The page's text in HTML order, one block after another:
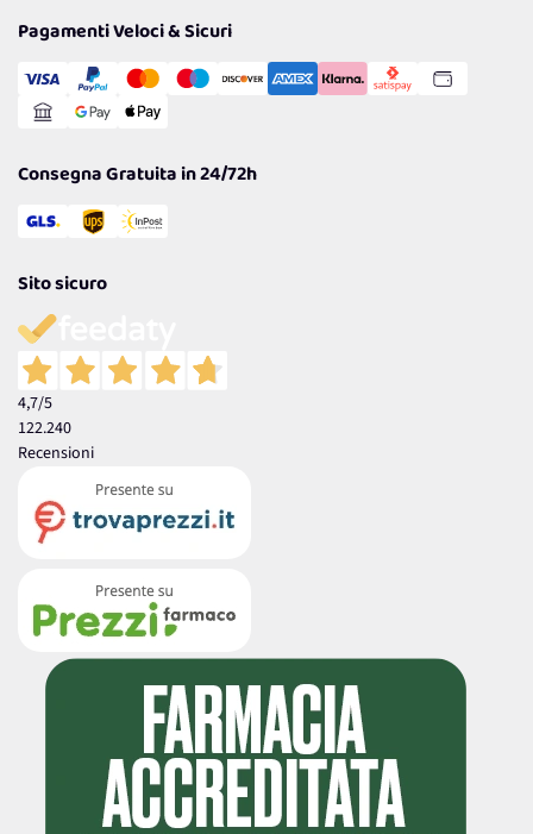
Cookie Policy
Gestisci Cookie
Reso Facile e Veloce
Pagamenti Veloci & Sicuri
Consegna Gratuita in 24/72h
Sito sicuro
4,7/5
122.240
Recensioni